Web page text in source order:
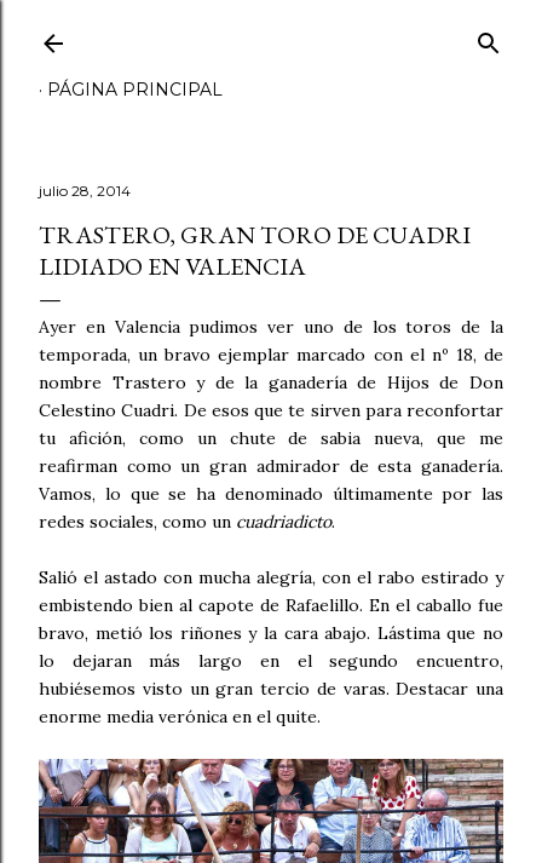
PÁGINA PRINCIPAL
julio 28, 2014
TRASTERO, GRAN TORO DE CUADRI
LIDIADO EN VALENCIA
Ayer en Valencia pudimos ver uno de los toros de la
temporada, un bravo ejemplar marcado con el nº 18, de
nombre Trastero y de la ganadería de Hijos de Don
Celestino Cuadri. De esos que te sirven para reconfortar
tu afición, como un chute de sabia nueva, que me
reafirman como un gran admirador de esta ganadería.
Vamos, lo que se ha denominado últimamente por las
redes sociales, como un cuadriadicto.
Salió el astado con mucha alegría, con el rabo estirado y
embistendo bien al capote de Rafaelillo. En el caballo fue
bravo, metió los riñones y la cara abajo. Lástima que no
lo dejaran más largo en el segundo encuentro,
hubiésemos visto un gran tercio de varas. Destacar una
enorme media verónica en el quite.